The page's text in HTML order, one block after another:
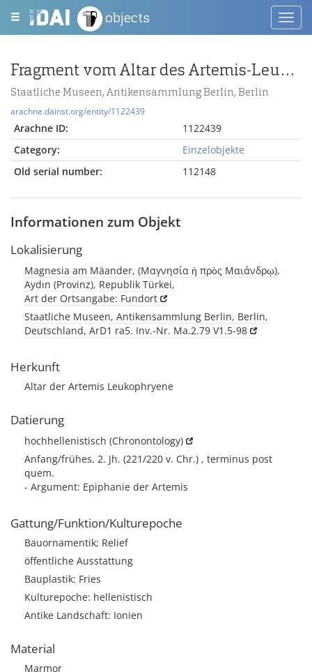
objects
Fragment vom Altar des Artemis-Leukophryene-Tempels in Magnesia am Mäander
Staatliche Museen, Antikensammlung Berlin, Berlin
arachne.dainst.org/entity/1122439
Arachne ID:
1122439
Category:
Einzelobjekte
Old serial number:
112148
Informationen zum Objekt
Lokalisierung
Magnesia am Mäander, (Μαγνησία ἡ πρὸς Μαιάνδρῳ),
Aydın (Provinz), Republik Türkei,
Art der Ortsangabe: Fundort
Staatliche Museen, Antikensammlung Berlin, Berlin,
Deutschland, ArD1 ra5. Inv.-Nr. Ma.2.79 V1.5-98
Herkunft
Altar der Artemis Leukophryene
Datierung
hochhellenistisch (Chronontology)
Anfang/frühes, 2. Jh. (221/220 v. Chr.) , terminus post
quem.
- Argument: Epiphanie der Artemis
Gattung/Funktion/Kulturepoche
Bauornamentik; Relief
öffentliche Ausstattung
Bauplastik: Fries
Kulturepoche: hellenistisch
Antike Landschaft: Ionien
Material
Marmor